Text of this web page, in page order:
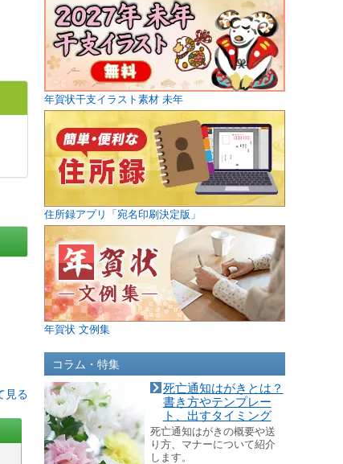
見る
年賀状干支イラスト素材 未年
住所録アプリ「宛名印刷決定版」
年賀状 文例集
コラム・特集
死亡通知はがきとは？
書き方やテンプレー
ト、出すタイミング
死亡通知はがきの概要や送
り方、マナーについて紹介
します。